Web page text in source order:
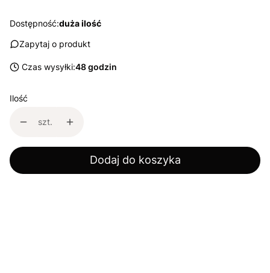
Dostępność:duża ilość
Zapytaj o produkt
Czas wysyłki:48 godzin
Ilość
szt.
Dodaj do koszyka